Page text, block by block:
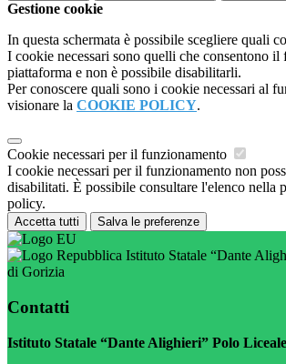
Gestione cookie
In questa schermata è possibile scegliere quali
I cookie necessari sono quelli che consentono il
piattaforma e non è possibile disabilitarli.
Per conoscere quali sono i cookie necessari al
visionare la COOKIE POLICY.
Cookie necessari per il funzionamento
I cookie necessari per il funzionamento non
disabilitati. È possibile consultare l'elenco nella
policy.
Accetta tutti Salva le preferenze
Istituto Statale “Dante
di Gorizia
Contatti
Istituto Statale “Dante Alighieri” Polo